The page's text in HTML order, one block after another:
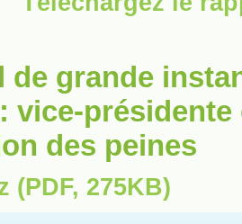
de grande
vice-présidente
des peines
(PDF, 275KB)